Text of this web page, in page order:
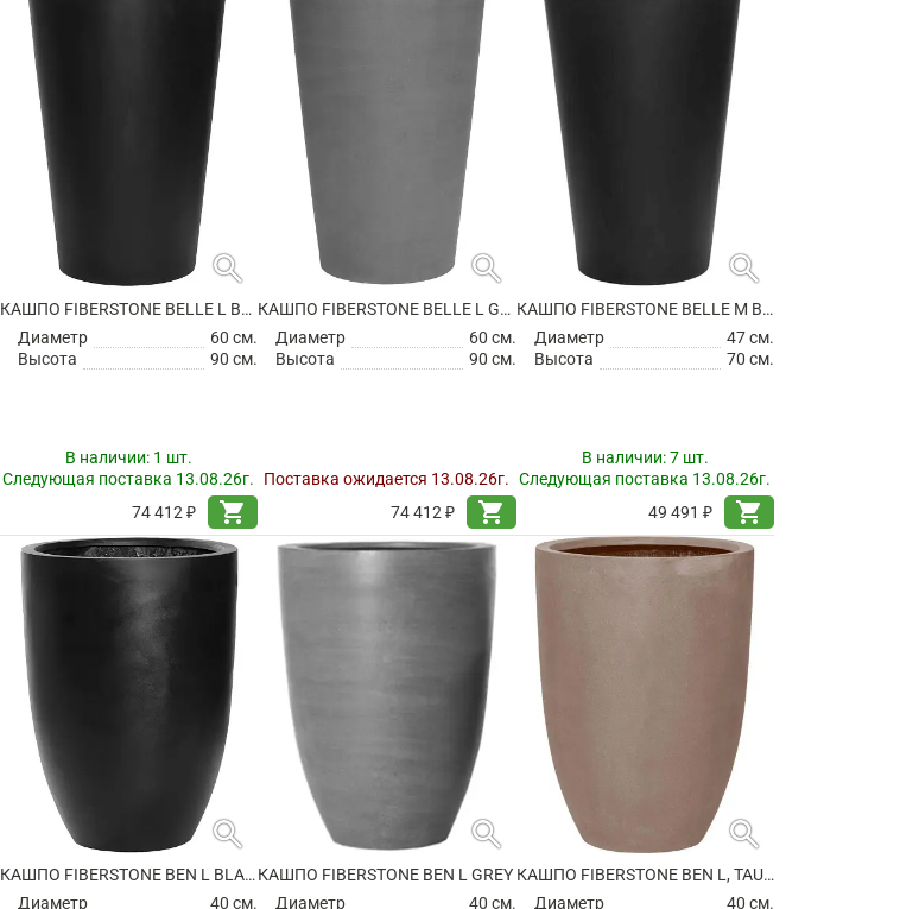
search
КАШПО FIBERSTONE BELLE L BLACK
Диаметр
60 см.
Высота
90 см.
В наличии: 1 шт.
Следующая поставка 13.08.26г.
74 412 ₽
shopping_cart
search
КАШПО FIBERSTONE BELLE L GREY
Диаметр
60 см.
Высота
90 см.
Поставка ожидается 13.08.26г.
74 412 ₽
shopping_cart
search
КАШПО FIBERSTONE BELLE M BLACK
Диаметр
47 см.
Высота
70 см.
В наличии:7 шт.
Следующая поставка 13.08.26г.
49 491 ₽
shopping_cart
search
КАШПО FIBERSTONE BEN L BLACK
Диаметр
40 см.
search
КАШПО FIBERSTONE BEN L GREY
Диаметр
40 см.
search
КАШПО FIBERSTONE BEN L, TAUPE
Диаметр
40 см.